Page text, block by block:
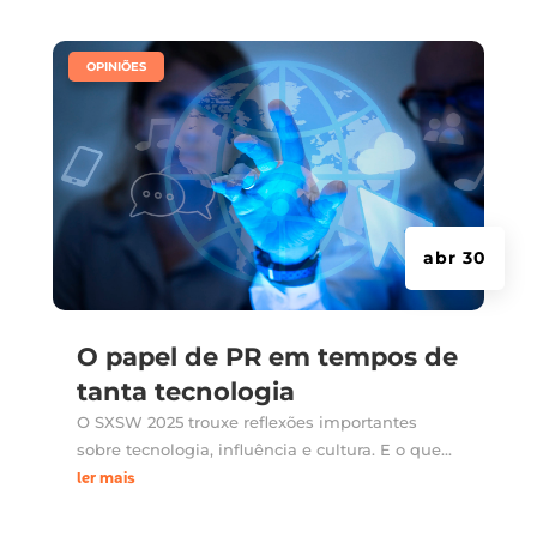
O papel de PR em tempos de
tanta tecnologia
abr 30
OPINIÕES
O SXSW 2025 trouxe reflexões importantes
sobre tecnologia, influência e cultura. E o que...
ler mais